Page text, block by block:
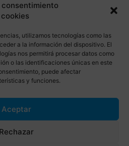
utilizamos tecnologías como las
a la información del dispositivo. El
nos permitirá procesar datos como
o las identificaciones únicas en este
puede afectar
y funciones.
Aceptar
Rechazar
REDES SOCIALES